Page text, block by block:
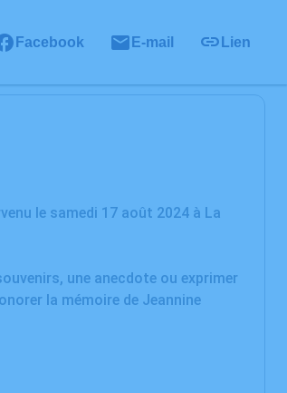
Facebook E-mail Lien
le samedi 17 août 2024 à La
une anecdote ou exprimer
la mémoire de Jeannine